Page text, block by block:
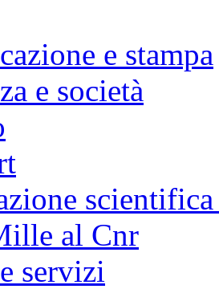
e stampa
e società
al Cnr
servizi